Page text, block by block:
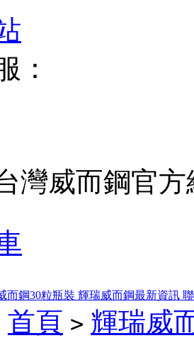
：
灣威而鋼官方
而鋼30粒瓶裝 輝瑞威而鋼最新資訊
首頁 > 輝瑞威